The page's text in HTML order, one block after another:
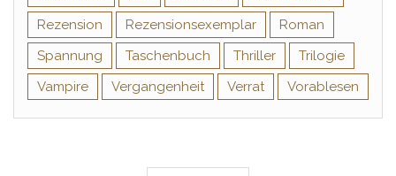
Rezension
Rezensionsexemplar
Roman
Spannung
Taschenbuch Thriller
Trilogie
Vampire
Vergangenheit Verrat Vorablesen